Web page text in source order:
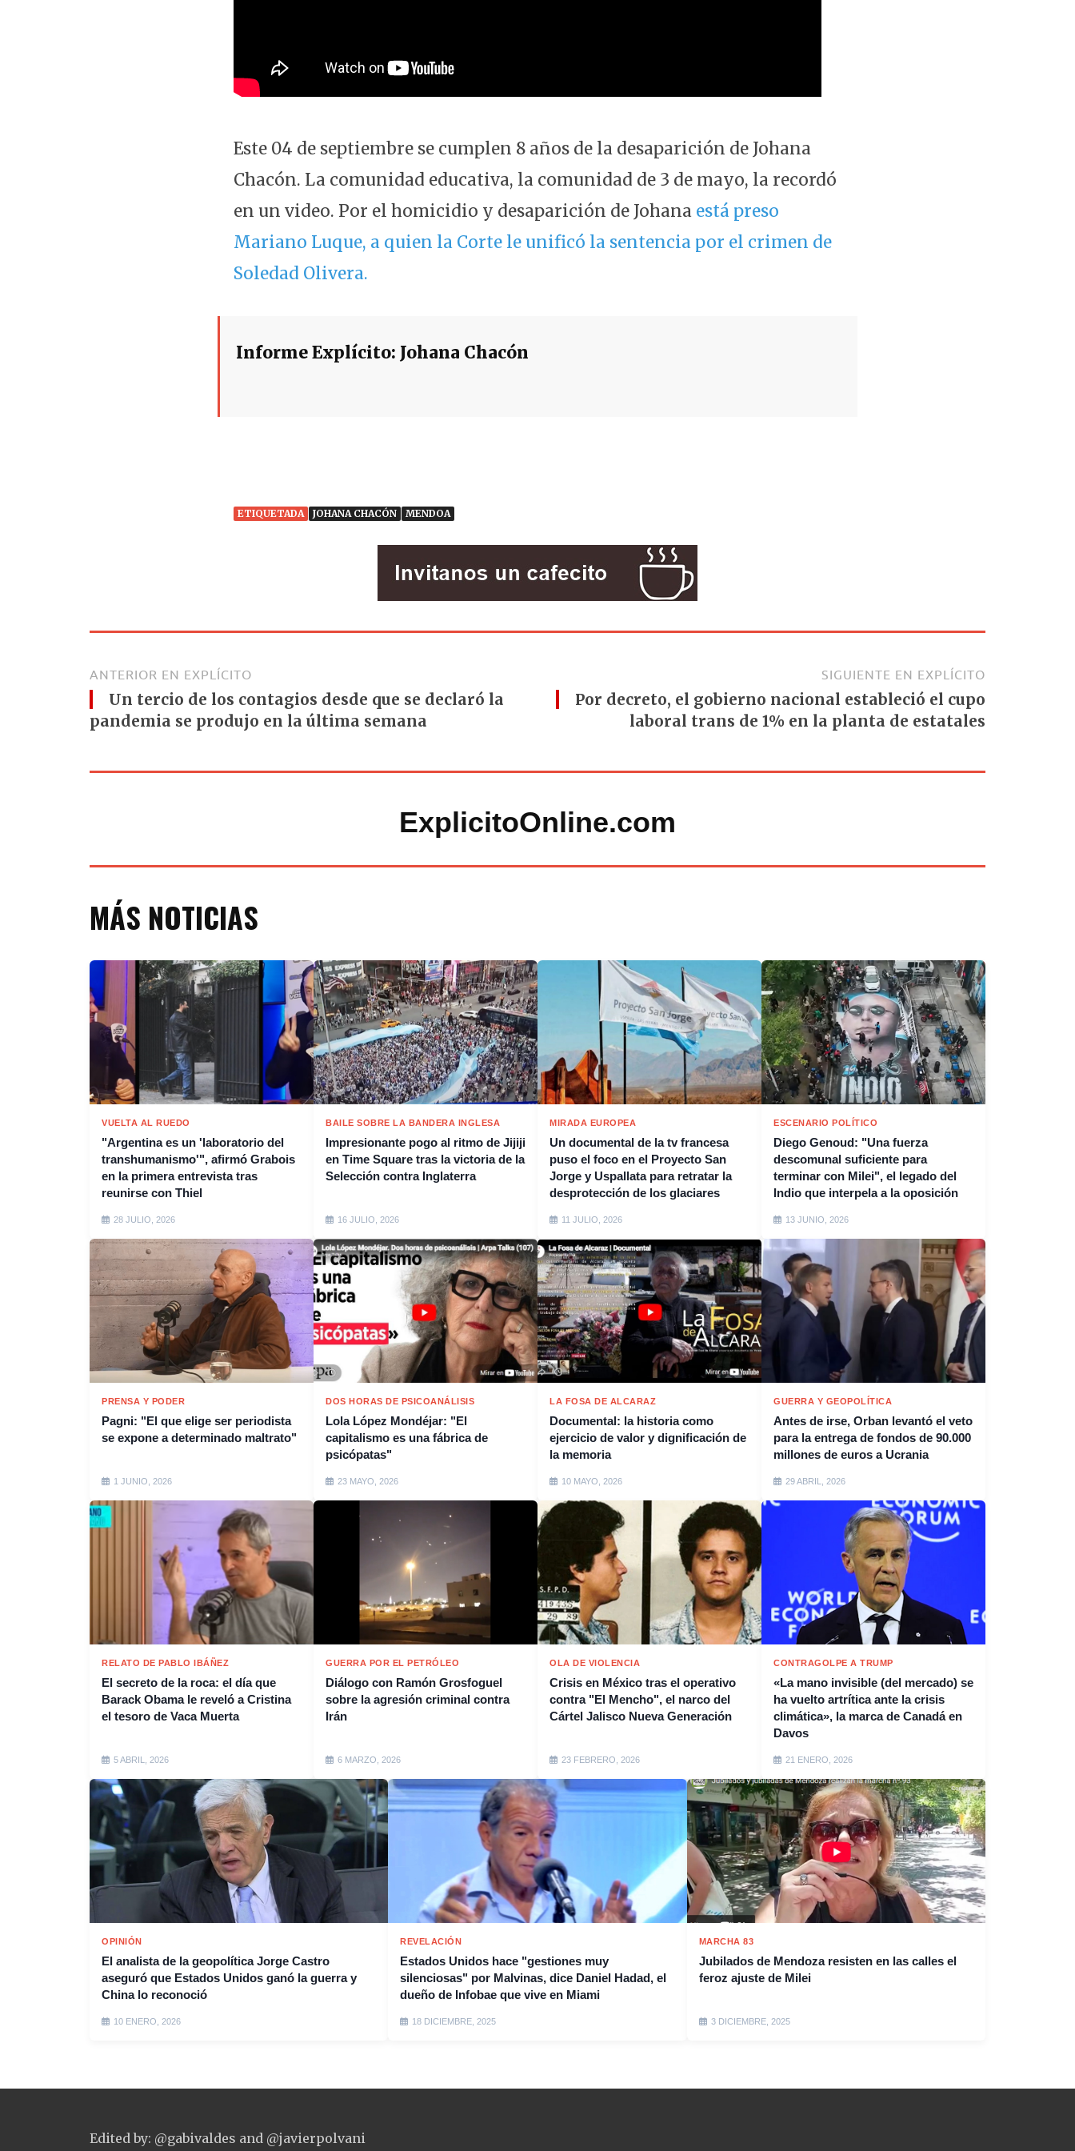
Este 04 de septiembre se cumplen 8 años de la desaparición de Johana
Chacón. La comunidad educativa, la comunidad de 3 de mayo, la recordó
en un video. Por el homicidio y desaparición de Johana está preso
Mariano Luque, a quien la Corte le unificó la sentencia por el crimen de
Soledad Olivera.
Informe Explícito: Johana Chacón
ETIQUETADA JOHANA CHACÓN MENDOA
ANTERIOR EN EXPLÍCITO
Un tercio de los contagios desde que se declaró la
pandemia se produjo en la última semana
SIGUIENTE EN EXPLÍCITO
Por decreto, el gobierno nacional estableció el cupo
laboral trans de 1% en la planta de estatales
ExplicitoOnline.com
MÁS NOTICIAS
VUELTA AL RUEDO
"Argentina es un 'laboratorio del
transhumanismo'", afirmó Grabois
en la primera entrevista tras
reunirse con Thiel
28 JULIO, 2026
BAILE SOBRE LA BANDERA INGLESA
Impresionante pogo al ritmo de Jijiji
en Time Square tras la victoria de la
Selección contra Inglaterra
16 JULIO, 2026
MIRADA EUROPEA
Un documental de la tv francesa
puso el foco en el Proyecto San
Jorge y Uspallata para retratar la
desprotección de los glaciares
11 JULIO, 2026
ESCENARIO POLÍTICO
Diego Genoud: "Una fuerza
descomunal suficiente para
terminar con Milei", el legado del
Indio que interpela a la oposición
13 JUNIO, 2026
PRENSA Y PODER
Pagni: "El que elige ser periodista
se expone a determinado maltrato"
1 JUNIO, 2026
DOS HORAS DE PSICOANÁLISIS
Lola López Mondéjar: "El
capitalismo es una fábrica de
psicópatas"
23 MAYO, 2026
LA FOSA DE ALCARAZ
Documental: la historia como
ejercicio de valor y dignificación de
la memoria
10 MAYO, 2026
GUERRA Y GEOPOLÍTICA
Antes de irse, Orban levantó el veto
para la entrega de fondos de 90.000
millones de euros a Ucrania
29 ABRIL, 2026
RELATO DE PABLO IBÁÑEZ
El secreto de la roca: el día que
Barack Obama le reveló a Cristina
el tesoro de Vaca Muerta
5 ABRIL, 2026
GUERRA POR EL PETRÓLEO
Diálogo con Ramón Grosfoguel
sobre la agresión criminal contra
Irán
6 MARZO, 2026
OLA DE VIOLENCIA
Crisis en México tras el operativo
contra "El Mencho", el narco del
Cártel Jalisco Nueva Generación
23 FEBRERO, 2026
CONTRAGOLPE A TRUMP
«La mano invisible (del mercado) se
ha vuelto artrítica ante la crisis
climática», la marca de Canadá en
Davos
21 ENERO, 2026
OPINIÓN
El analista de la geopolítica Jorge Castro
aseguró que Estados Unidos ganó la guerra y
China lo reconoció
10 ENERO, 2026
REVELACIÓN
Estados Unidos hace "gestiones muy
silenciosas" por Malvinas, dice Daniel Hadad, el
dueño de Infobae que vive en Miami
18 DICIEMBRE, 2025
MARCHA 83
Jubilados de Mendoza resisten en las calles el
feroz ajuste de Milei
3 DICIEMBRE, 2025
Edited by: @gabivaldes and @javierpolvani